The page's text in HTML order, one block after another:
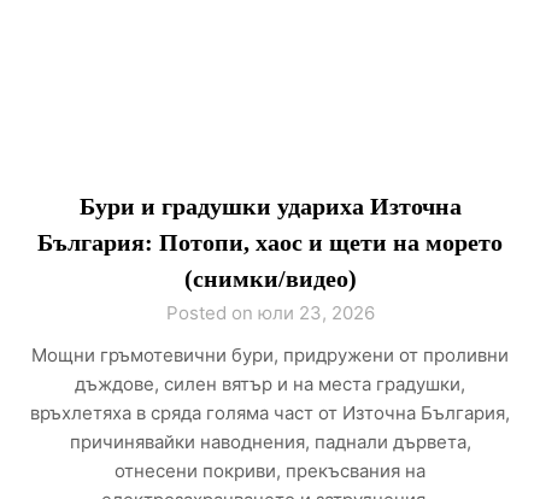
Бури и градушки удариха Източна
България: Потопи, хаос и щети на морето
(снимки/видео)
Posted on юли 23, 2026
Мощни гръмотевични бури, придружени от проливни
дъждове, силен вятър и на места градушки,
връхлетяха в сряда голяма част от Източна България,
причинявайки наводнения, паднали дървета,
отнесени покриви, прекъсвания на